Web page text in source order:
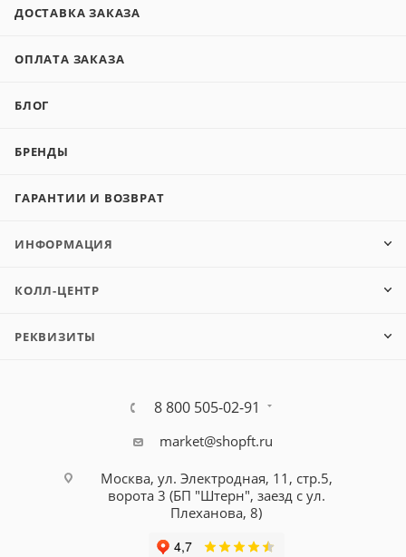
ДОСТАВКА ЗАКАЗА
ОПЛАТА ЗАКАЗА
БЛОГ
БРЕНДЫ
ГАРАНТИИ И ВОЗВРАТ
ИНФОРМАЦИЯ
КОЛЛ-ЦЕНТР
РЕКВИЗИТЫ
8 800 505-02-91
market@shopft.ru
Москва, ул. Электродная, 11, стр.5,
ворота 3 (БП "Штерн", заезд с ул.
Плеханова, 8)